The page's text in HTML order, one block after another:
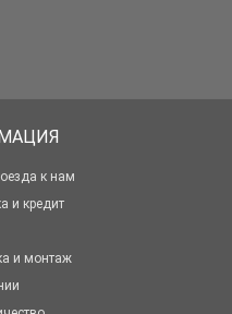
к нам
и кредит
и монтаж